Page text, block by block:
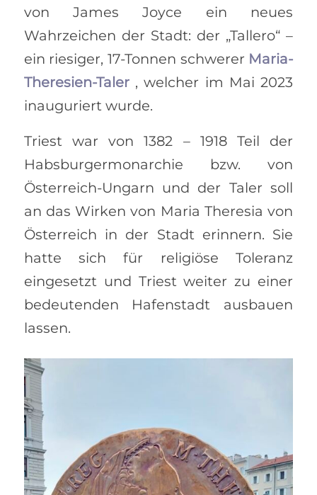
von James Joyce ein neues
Wahrzeichen der Stadt: der „Tallero“ –
ein riesiger, 17-Tonnen schwerer Maria-
Theresien-Taler, welcher im Mai 2023
inauguriert wurde.
Triest war von 1382 – 1918 Teil der
Habsburgermonarchie bzw. von
Österreich-Ungarn und der Taler soll
an das Wirken von Maria Theresia von
Österreich in der Stadt erinnern. Sie
hatte sich für religiöse Toleranz
eingesetzt und Triest weiter zu einer
bedeutenden Hafenstadt ausbauen
lassen.